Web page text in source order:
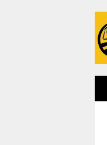
ป
ก
ษ